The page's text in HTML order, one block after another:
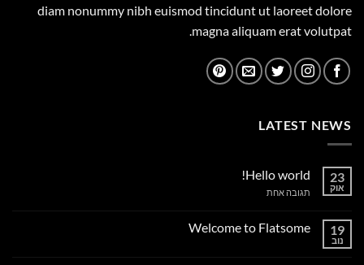
diam nonummy nibh euismod tincidunt ut laoreet dolore
magna aliquam erat volutpat.
LATEST NEWS
23
אוק
Hello world!
תגובה אחתעל
19
נוב
Welcome to Flatsome